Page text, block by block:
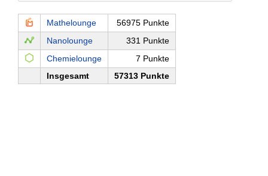
Mathelounge
56975 Punkte
Nanolounge
331 Punkte
Chemielounge
7 Punkte
Insgesamt
57313 Punkte